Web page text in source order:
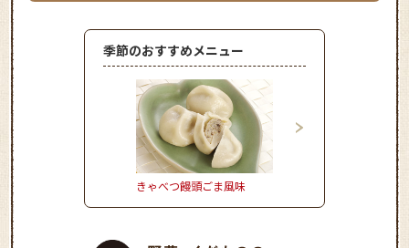
季節のおすすめメニュー
きゃべつ饅頭ごま風味 しいたけのピリ辛肉詰め